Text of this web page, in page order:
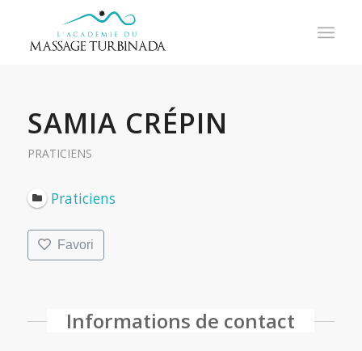
SAMIA CRÉPIN
PRATICIENS
Praticiens
Favori
Informations de contact